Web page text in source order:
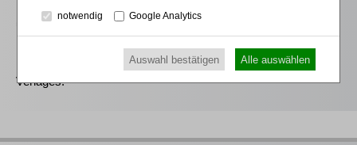
umfassendes insolvenzrechtliches Informationspaket aus der
insolvenzrechtliche Kommentare und Handbücher des RWS
Verlages.
notwendig Google Analytics
Auswahl bestätigen Alle auswählen